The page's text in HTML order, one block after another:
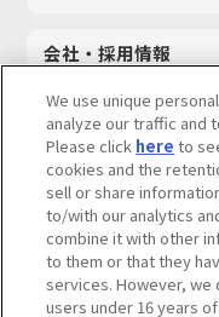
会社・採用情報
採用情報
サステナビリティ
お問い合わせ
ウェブサイトご利用条件 ソ
We use unique
analyze our traffic and
Please click here to
cookies and the
sell or share
to/with our analytics
combine it with other
to them or that they
services. However,
users under 16 years